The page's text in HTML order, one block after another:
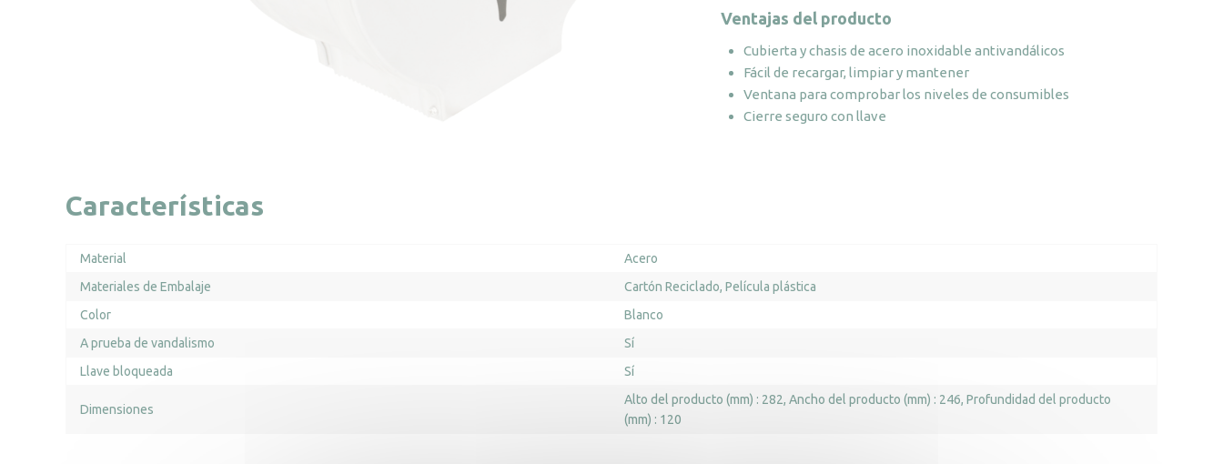
higiénico
200,
metal
blanco
cantidad
Ventajas del producto
Cubierta y chasis de acero inoxidable antivandálicos
Fácil de recargar, limpiar y mantener
Ventana para comprobar los niveles de consumibles
Cierre seguro con llave
Características
Material
Acero
Materiales de Embalaje
Cartón Reciclado Película plástica
Color
Blanco
A prueba de vandalismo
Sí
Llave bloqueada
Sí
Dimensiones
Alto del producto (mm) : 282 Ancho del producto (mm) : 246 Profundidad del producto
(mm) : 120